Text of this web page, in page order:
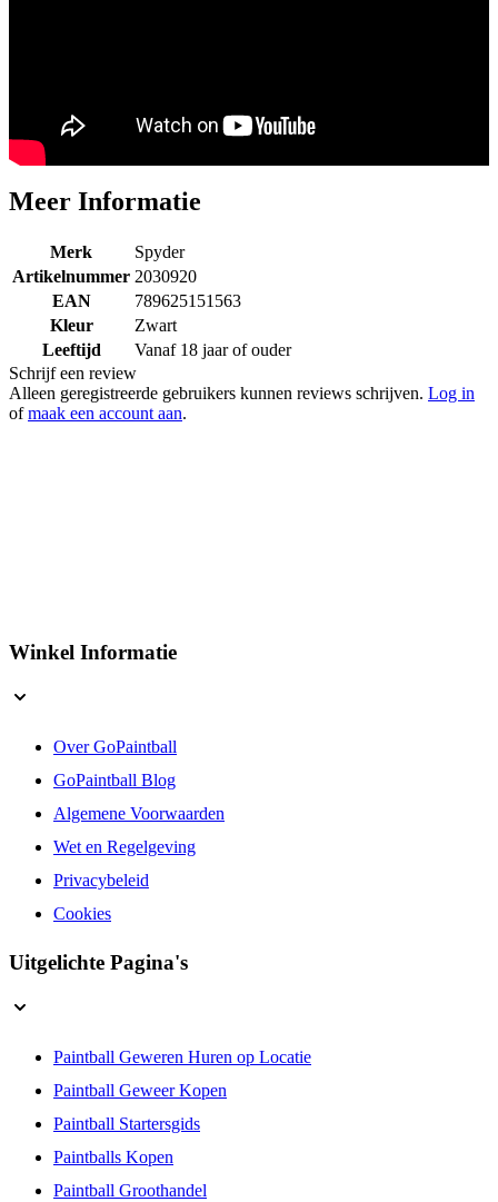
Meer Informatie
Merk
Spyder
Artikelnummer 2030920
EAN
789625151563
Kleur
Zwart
Leeftijd
Vanaf 18 jaar of ouder
Schrijf een review
Alleen geregistreerde gebruikers kunnen reviews schrijven. Log in
ofmaak een account aan.
Winkel Informatie
Over GoPaintball
GoPaintball Blog
Algemene Voorwaarden
Wet en Regelgeving
Privacybeleid
Cookies
Uitgelichte Pagina's
Paintball Geweren Huren op Locatie
Paintball Geweer Kopen
Paintball Startersgids
Paintballs Kopen
Paintball Groothandel